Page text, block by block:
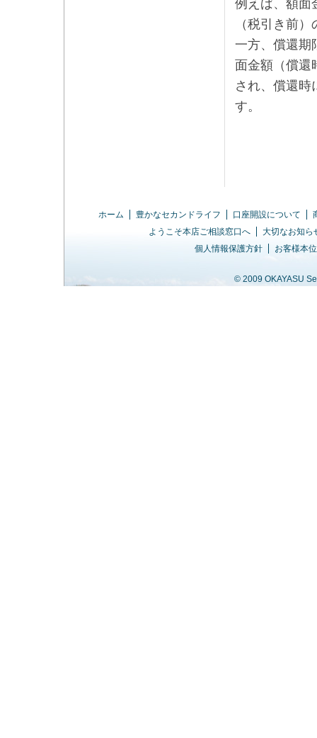
例えば、額面
（税引き前
一方、償還期
面金額（償還
され、償還時
す。
ホーム 豊かなセカンドライフ 口座開設について
ようこそ本店ご相談窓口へ
大切なお知ら
個人情報保護方針
お客様本
© 2009 OKAYASU